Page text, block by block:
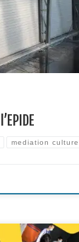
!
mediation